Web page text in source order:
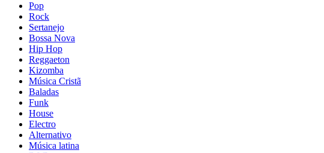
Pop
Rock
Sertanejo
Bossa Nova
Hip Hop
Reggaeton
Kizomba
Música Cristã
Baladas
Funk
House
Electro
Alternativo
Música latina